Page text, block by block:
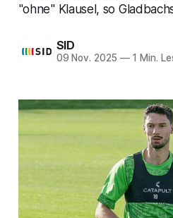
"ohne" Klausel, so
SID
09 Nov. 2025 —1 Min.